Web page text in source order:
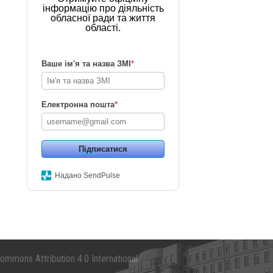
інформацію про діяльність
обласної ради та життя
області.
Ваше ім'я та назва ЗМІ*
Електронна пошта*
Підписатися
Надано SendPulse
Attribution 4.0 International